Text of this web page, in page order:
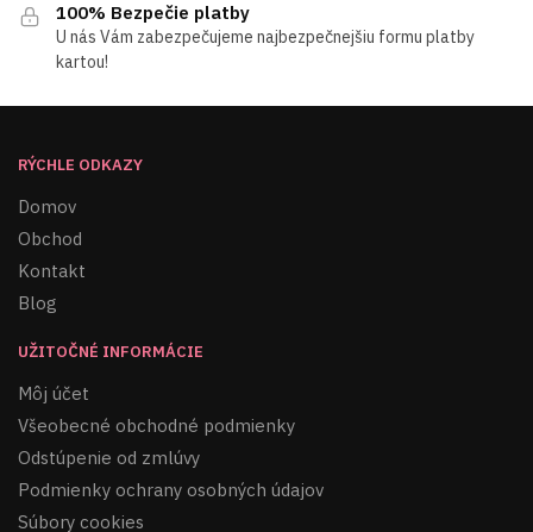
100% Bezpečie platby
U nás Vám zabezpečujeme najbezpečnejšiu formu platby
kartou!
RÝCHLE ODKAZY
Domov
Obchod
Kontakt
Blog
UŽITOČNÉ INFORMÁCIE
Môj účet
Všeobecné obchodné podmienky
Odstúpenie od zmlúvy
Podmienky ochrany osobných údajov
Súbory cookies